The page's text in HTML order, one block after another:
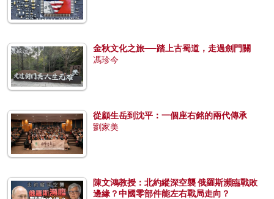
金秋文化之旅──踏上古蜀道，走過劍門關
馮珍今
從顧生岳到沈平：一個座右銘的兩代傳承
劉家美
陳文鴻教授：北約縱深空襲 俄羅斯瀕臨戰敗
邊緣？中國零部件能左右戰局走向？